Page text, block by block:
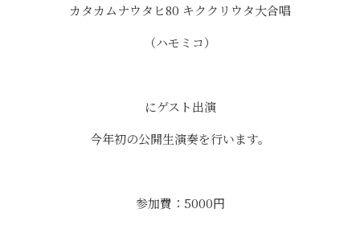
カタカムナウタヒ80 キククリウタ大合唱
（ハモミコ）
にゲスト出演
今年初の公開生演奏を行います。
参加費：5000円